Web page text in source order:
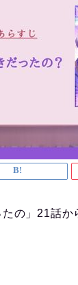
の」21話